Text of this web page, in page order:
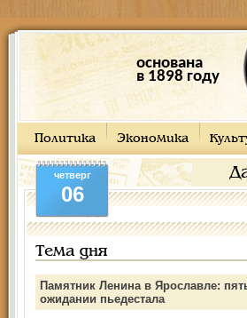
основана
в 1898 году
Политика Экономика
четверг
06
Тема дня
Памятник Ленина в Ярославле:
ожидании пьедестала